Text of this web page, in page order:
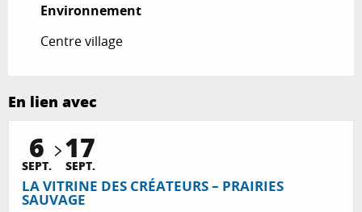
Environnement
Environnement
Centre village
En lien avec
6
SEPT. 17
SEPT.
LA VITRINE DES CRÉATEURS – PRAIRIES
SAUVAGE